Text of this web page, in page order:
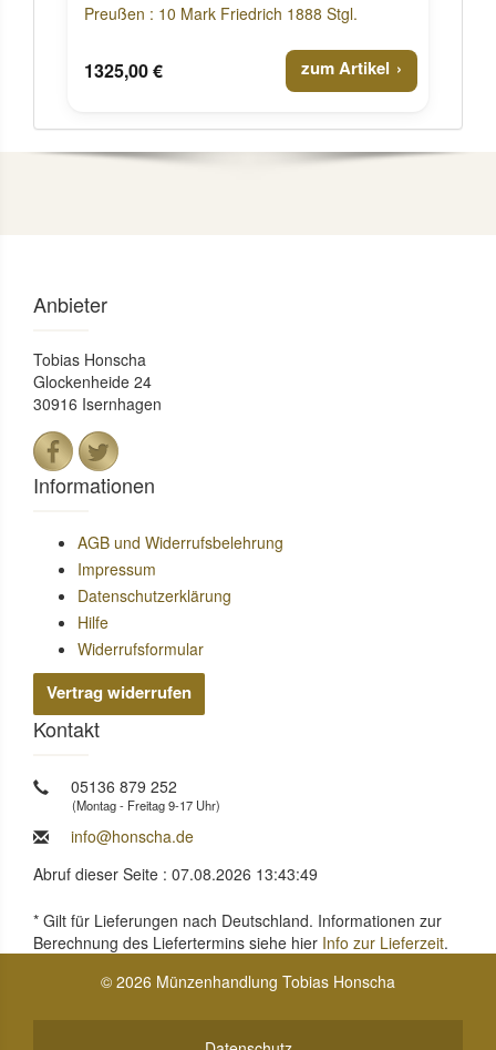
Preußen : 10 Mark Friedrich 1888 Stgl.
1325,00 € zum Artikel
Anbieter
Tobias Honscha
Glockenheide 24
30916 Isernhagen
Informationen
AGB und Widerrufsbelehrung
Impressum
Datenschutzerklärung
Hilfe
Widerrufsformular
Vertrag widerrufen
Kontakt
05136 879 252
(Montag - Freitag 9-17 Uhr)
info@honscha.de
Abruf dieser Seite : 07.08.2026 13:43:49
* Gilt für Lieferungen nach Deutschland. Informationen zur
Berechnung des Liefertermins siehe hier Info zur Lieferzeit.
© 2026 Münzenhandlung Tobias Honscha